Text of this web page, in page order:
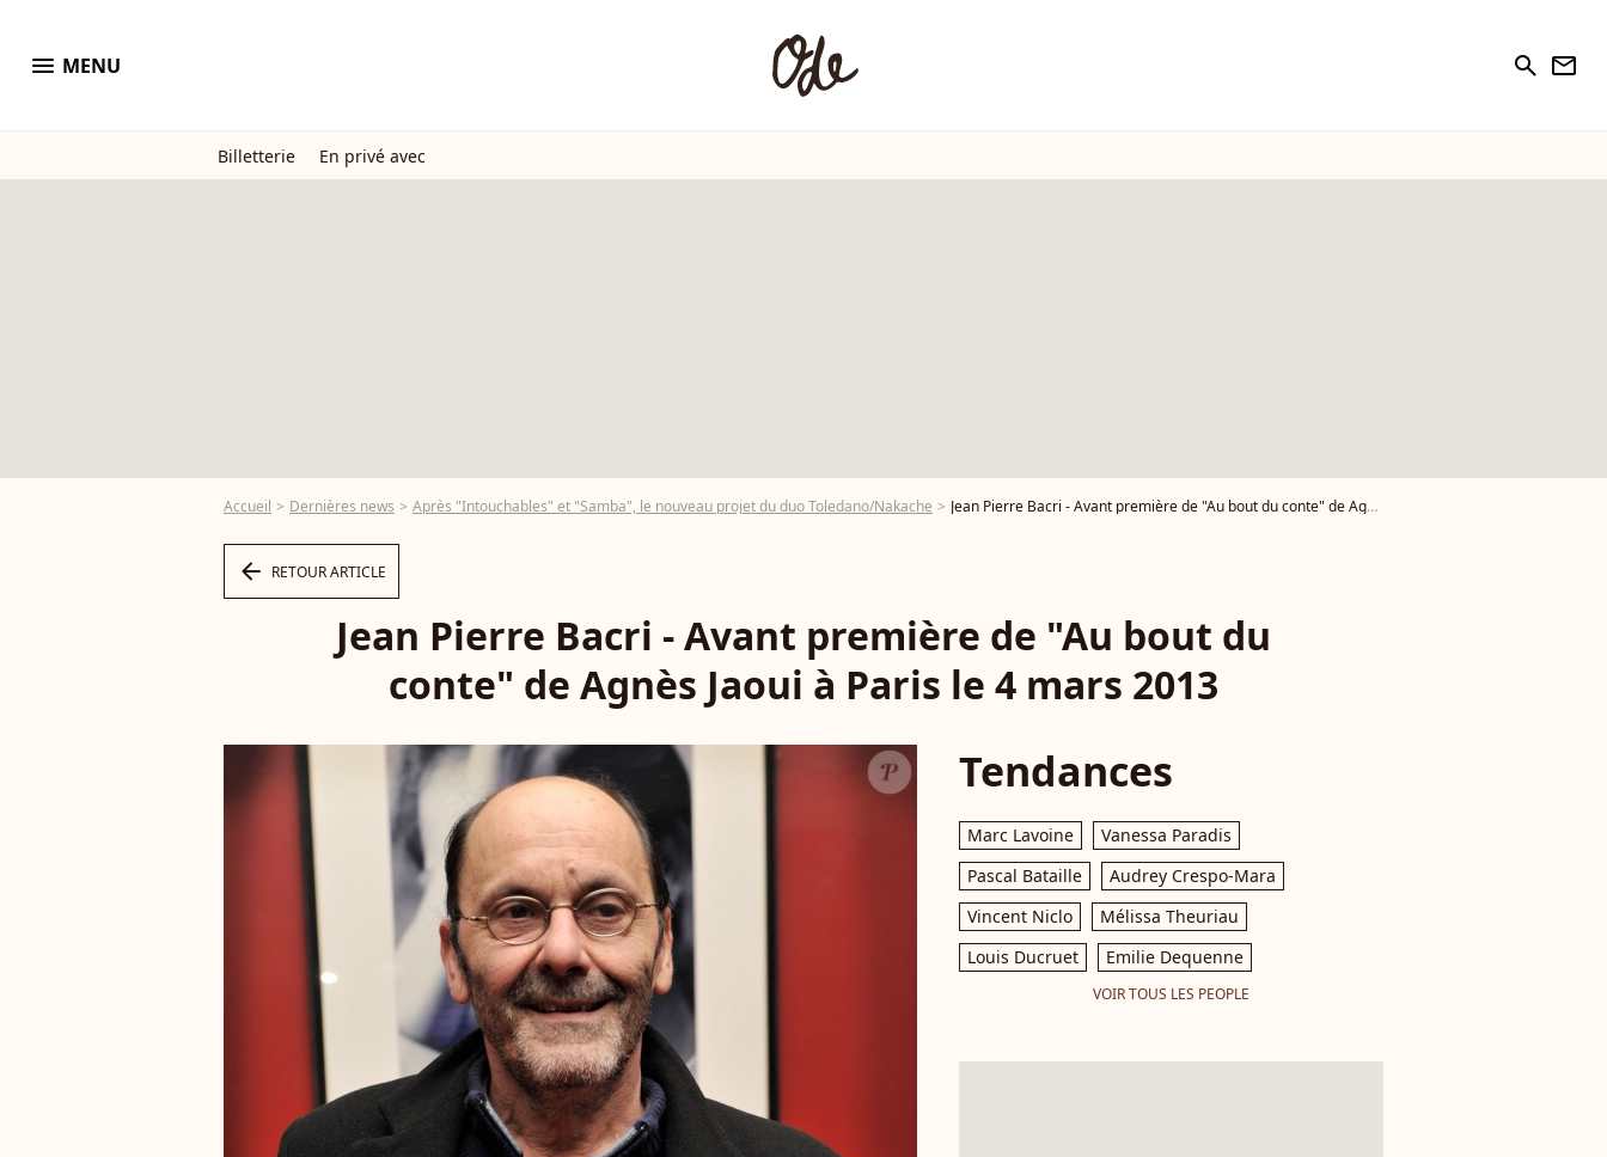
menu MENU search newsletter
Billetterie En privé avec
Accueil Dernières news Après "Intouchables" et "Samba", le nouveau projet du duo Toledano/Nakache Jean Pierre Bacri - Avant première de "Au bout du conte" de Agnès Jaoui à Paris le 4 mars 2013 - Photo
arrow_left RETOUR ARTICLE
Jean Pierre Bacri - Avant première de "Au bout du
conte" de Agnès Jaoui à Paris le 4 mars 2013
Tendances
Marc Lavoine
Vanessa Paradis
Pascal Bataille
Audrey Crespo-Mara
Vincent Niclo
Mélissa Theuriau
Louis Ducruet
Emilie Dequenne
VOIR TOUS LES PEOPLE